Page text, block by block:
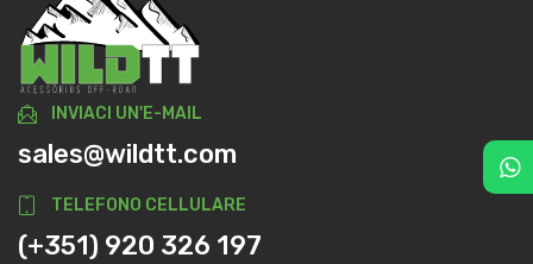
INVIACI UN'E-MAIL
sales@wildtt.com
TELEFONO CELLULARE
(+351) 920 326 197